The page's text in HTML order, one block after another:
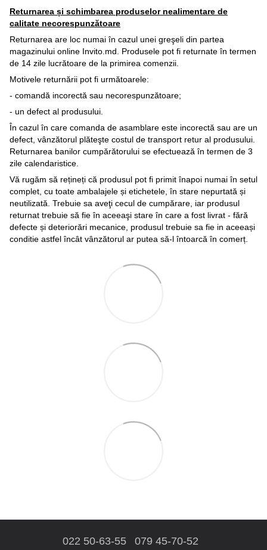
Returnarea și schimbarea produselor nealimentare de
calitate necorespunzătoare
Returnarea are loc numai în cazul unei greşeli din partea
magazinului online Invito.md. Produsele pot fi returnate în termen
de 14 zile lucrătoare de la primirea comenzii.
Motivele returnării pot fi următoarele:
- comandă incorectă sau necorespunzătoare;
- un defect al produsului.
În cazul în care comanda de asamblare este incorectă sau are un
defect, vânzătorul plăteşte costul de transport retur al produsului.
Returnarea banilor cumpărătorului se efectuează în termen de 3
zile calendaristice.
Vă rugăm să rețineți că produsul pot fi primit înapoi numai în setul
complet, cu toate ambalajele și etichetele, în stare nepurtată și
neutilizată. Trebuie sa aveţi cecul de cumpărare, iar produsul
returnat trebuie să fie în aceeaşi stare în care a fost livrat - fără
defecte și deteriorări mecanice, produsul trebuie sa fie in aceeași
conditie astfel încât vânzătorul ar putea să-l întoarcă în comerț.
022 50-63-55 079 45-70-52